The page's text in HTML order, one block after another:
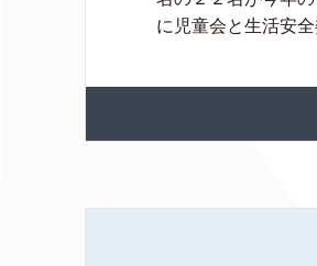
に児童会と生活安